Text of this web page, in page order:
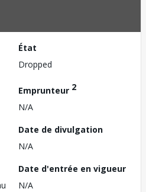
État
Dropped
Emprunteur 2
N/A
Date de divulgation
N/A
Date d'entrée en vigueur
N/A